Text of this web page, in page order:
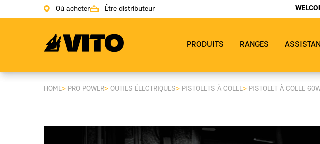
Où acheter Être distributeur
Aller à la page principale
PRODUITS
RANGES
HOME> PRO POWER> OUTILS ÉLECTRIQUES> PISTOLETS À COLLE> PISTOLET À COLLE